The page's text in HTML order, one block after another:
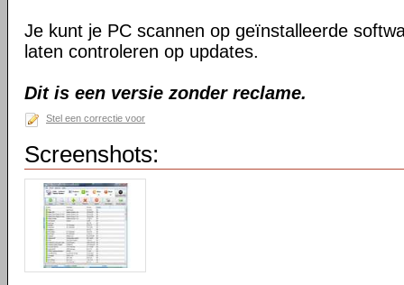
Je kunt je PC scannen op geïnstalleerde
laten controleren op updates.
Dit is een versie zonder reclame.
Stel een correctie voor
Screenshots: